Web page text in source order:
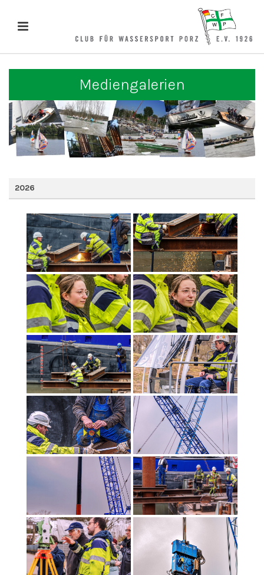
Mediengalerien
2026